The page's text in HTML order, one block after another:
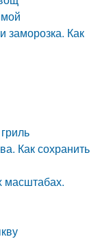
заморозка. Как
Как сохранить